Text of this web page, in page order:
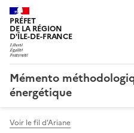
PRÉFET
DE LA RÉGION
D'ÎLE-DE-FRANCE
Mémento
énergétique
Voir le fil d'Ariane